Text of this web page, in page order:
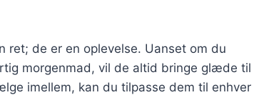
ret; de er en oplevelse. Uanset om du
morgenmad, vil de altid bringe glæde til
imellem, kan du tilpasse dem til enhver